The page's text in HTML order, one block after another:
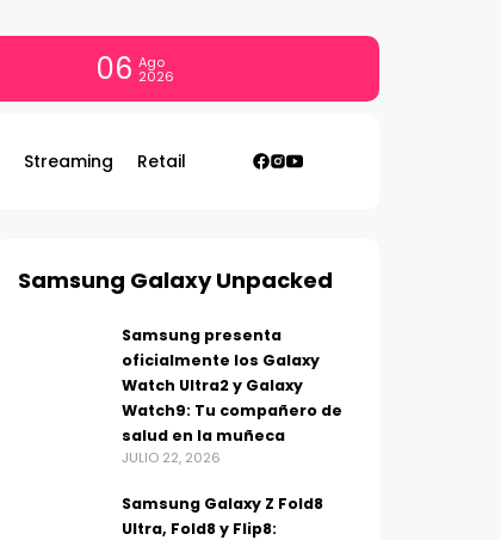
06 Ago
2026
Streaming Retail
Samsung Galaxy Unpacked
Samsung presenta
oficialmente los Galaxy
Watch Ultra2 y Galaxy
Watch9: Tu compañero de
salud en la muñeca
JULIO 22, 2026
Samsung Galaxy Z Fold8
Ultra, Fold8 y Flip8: